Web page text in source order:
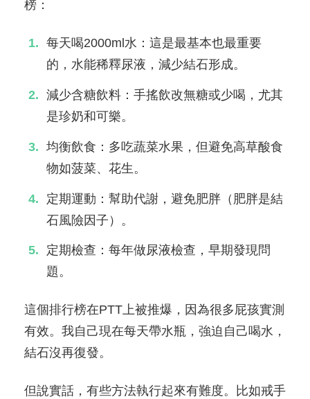
榜：
每天喝2000ml水：這是最基本也最重要
的，水能稀釋尿液，減少結石形成。
減少含糖飲料：手搖飲改無糖或少喝，尤其
是珍奶和可樂。
均衡飲食：多吃蔬菜水果，但避免高草酸食
物如菠菜、花生。
定期運動：幫助代謝，避免肥胖（肥胖是結
石風險因子）。
定期檢查：每年做尿液檢查，早期發現問
題。
這個排行榜在PTT上被推爆，因為很多屁孩實測
有效。我自己現在每天帶水瓶，強迫自己喝水，
結石沒再復發。
但說實話，有些方法執行起來有難度。比如戒手